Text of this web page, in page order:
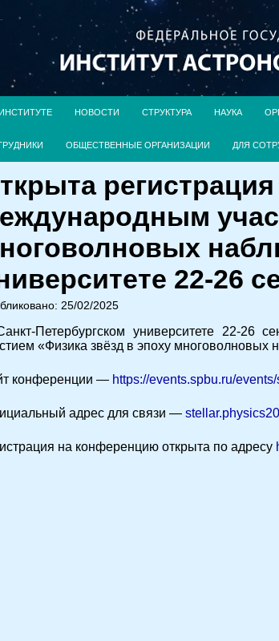
НОВОСТИ СТРУКТУРА НАУКА
ОБЩЕСТВЕННЫЕ ОРГАНИЗАЦИИ ДЛЯ
22-26
25/02/2025
Петербургском университете 22-26
«Физика звёзд в эпоху многоволновых
конференции — https://events.spbu.ru/
адрес для связи —
на конференцию открыта по адресу